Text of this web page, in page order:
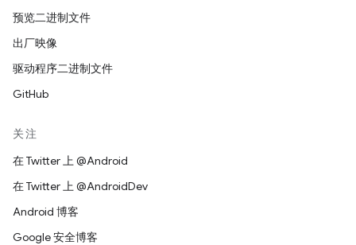
预览二进制文件
出厂映像
驱动程序二进制文件
GitHub
关注
在 Twitter 上 @Android
在 Twitter 上 @AndroidDev
Android 博客
Google 安全博客